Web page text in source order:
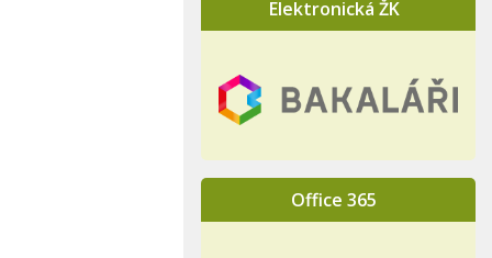
Elektronická ŽK
Office 365